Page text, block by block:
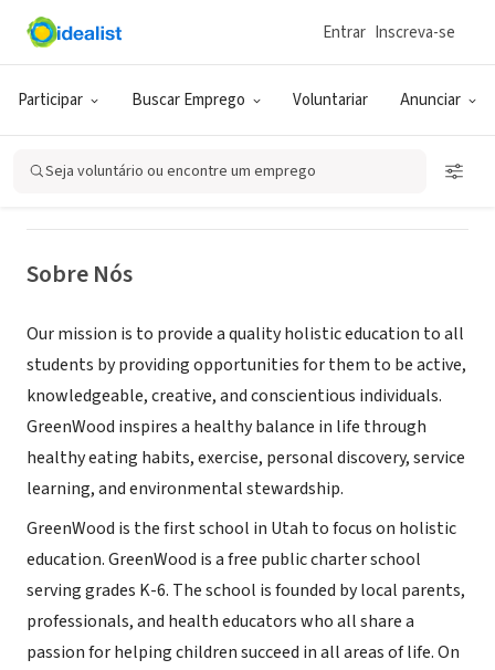
Participar Buscar Emprego Voluntariar Anunciar
Entrar Inscreva-se
Seja voluntário ou encontre um emprego
ONG (SETOR SOCIAL)
GreenWood Charter School
Sobre Nós
Our mission is to provide a quality holistic education to all
students by providing opportunities for them to be active,
knowledgeable, creative, and conscientious individuals.
GreenWood inspires a healthy balance in life through
healthy eating habits, exercise, personal discovery, service
learning, and environmental stewardship.
GreenWood is the first school in Utah to focus on holistic
education. GreenWood is a free public charter school
serving grades K-6. The school is founded by local parents,
professionals, and health educators who all share a
passion for helping children succeed in all areas of life. On